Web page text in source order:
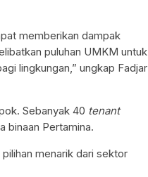
memberikan dampak
puluhan UMKM untuk
lingkungan,” ungkap Fadjar
Sebanyak 40 tenant
binaan Pertamina.
menarik dari sektor